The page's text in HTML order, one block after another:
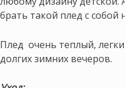
брать такой плед с собой
Плед очень теплый,
долгих зимних вечеров.